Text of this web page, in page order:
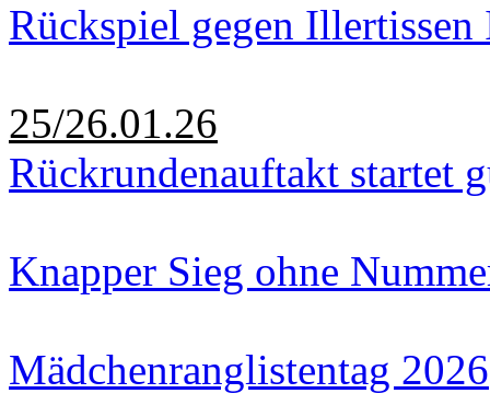
Rückspiel gegen
25/26.01.26
Rückrundenauftakt startet
Knapper Sieg ohne
Mädchenranglistentag 2026